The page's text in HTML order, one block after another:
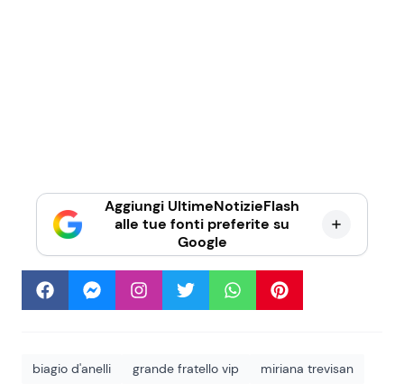
Aggiungi UltimeNotizieFlash
alle tue fonti preferite su
Google
biagio d'anelli grande fratello vip miriana trevisan